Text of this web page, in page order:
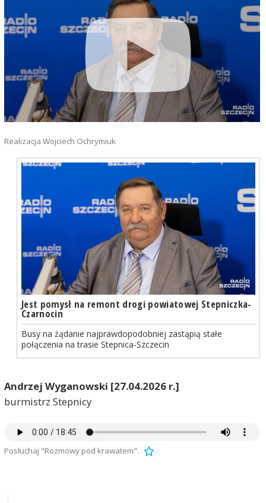
Realizacja Wojciech Ochrymiuk
Jest pomysł na remont drogi powiatowej Stepniczka-
Czarnocin
Busy na żądanie najprawdopodobniej zastąpią stałe
połączenia na trasie Stepnica-Szczecin
Andrzej Wyganowski [27.04.2026 r.]
burmistrz Stepnicy
Posłuchaj "Rozmowy pod krawatem".